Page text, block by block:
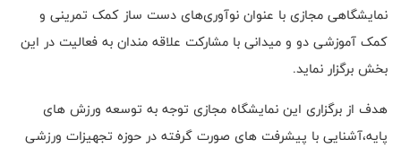
نمایشگاهی مجازی با عنوان نوآوری‌های دست ساز کمک تمرینی و
کمک آموزشی دو و میدانی با مشارکت علاقه مندان به فعالیت در این
بخش برگزار نماید.
هدف از برگزاری این نمایشگاه مجازی توجه به توسعه ورزش های
پایه،آشنایی با پیشرفت های صورت گرفته در حوزه تجهیزات ورزشی